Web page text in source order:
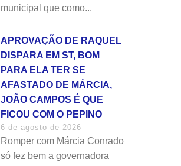
municipal que como...
APROVAÇÃO DE RAQUEL
DISPARA EM ST, BOM
PARA ELA TER SE
AFASTADO DE MÁRCIA,
JOÃO CAMPOS É QUE
FICOU COM O PEPINO
6 de agosto de 2026
Romper com Márcia Conrado
só fez bem a governadora